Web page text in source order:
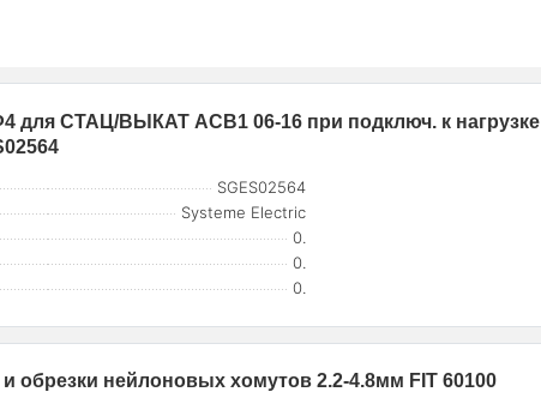
для СТАЦ/ВЫКАТ ACB1 06-16 при подключ. к нагрузке
SGES02564
Systeme Electric
0.
0.
0.
и обрезки нейлоновых хомутов 2.2-4.8мм FIT 60100